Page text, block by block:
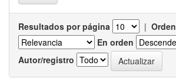
Resultados por página |
En orden
Autor/registro